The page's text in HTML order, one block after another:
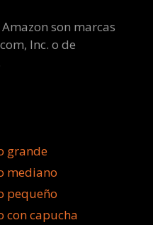
son marcas
Inc. o de
grande
mediano
pequeño
con capucha